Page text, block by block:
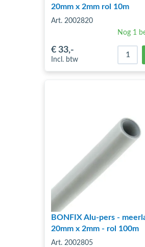
20mm x 2mm rol 10m
Art. 2002820
Nog 1
€ 33,-
Incl. btw
BONFIX Alu-pers -
20mm x 2mm - rol 100m
Art. 2002805